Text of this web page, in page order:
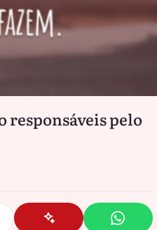
responsáveis pelo